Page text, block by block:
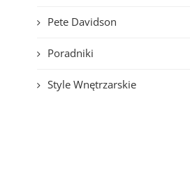
Pete Davidson
Poradniki
Style Wnętrzarskie